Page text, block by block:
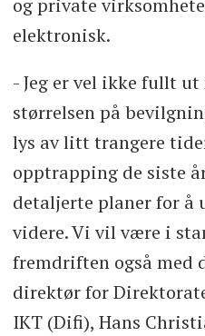
elektronisk.
- Jeg er vel ikke fullt
størrelsen på
lys av litt trangere
opptrapping de siste
detaljerte planer for å
videre. Vi vil være i
fremdriften også med
direktør for
IKT (Difi), Hans